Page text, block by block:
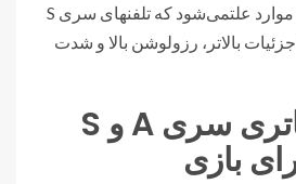
برخوردار می باشند. این موارد علتمی‌شود که تلفنهای سری S
بالاتر، رزولوشن بالا و شدت
قیاس عمر باتری سری A و S
بازی